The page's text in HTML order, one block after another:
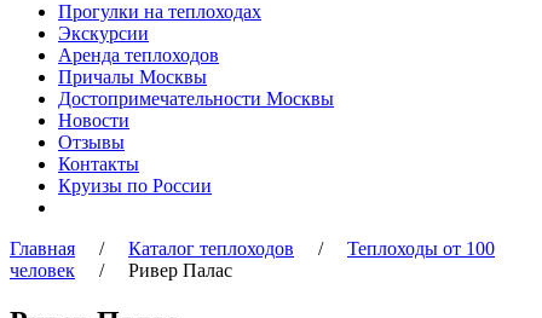
Прогулки на теплоходах
Экскурсии
Аренда теплоходов
Причалы Москвы
Достопримечательности Москвы
Новости
Отзывы
Контакты
Круизы по России
Главная / Каталог теплоходов / Теплоходы от 100
человек / Ривер Палас